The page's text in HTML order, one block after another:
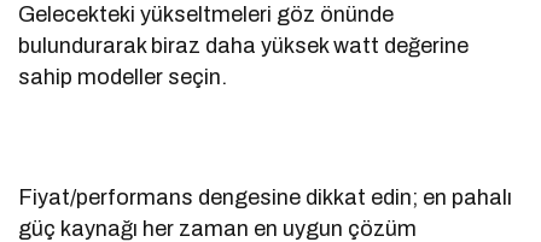
Gelecekteki yükseltmeleri göz önünde
bulundurarak biraz daha yüksek watt değerine
sahip modeller seçin.
Fiyat/performans dengesine dikkat edin; en pahalı
güç kaynağı her zaman en uygun çözüm